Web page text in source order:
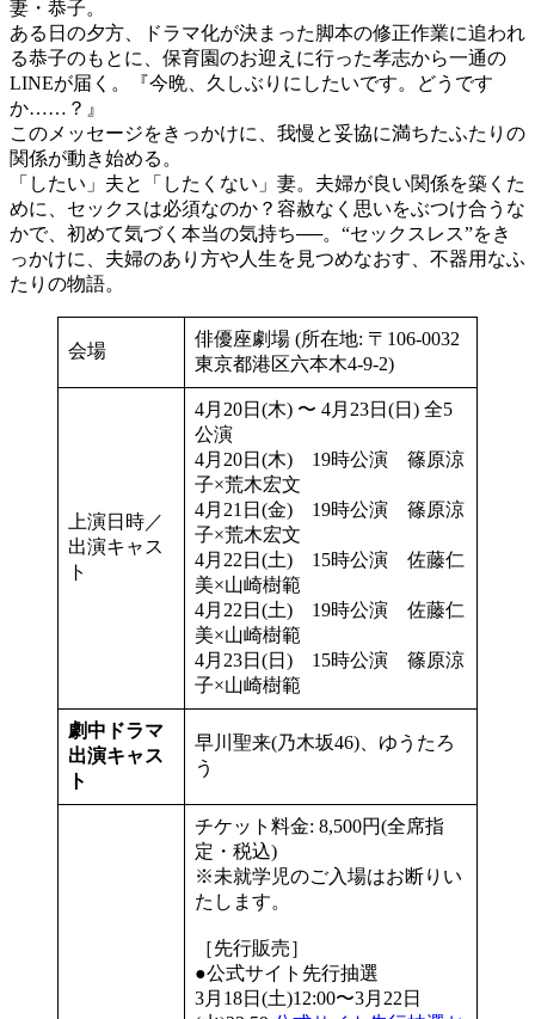
妻・恭子。
ある日の夕方、ドラマ化が決まった脚本の修正作業に追われ
る恭子のもとに、保育園のお迎えに行った孝志から一通の
LINEが届く。『今晩、久しぶりにしたいです。どうです
か……？』
このメッセージをきっかけに、我慢と妥協に満ちたふたりの
関係が動き始める。
「したい」夫と「したくない」妻。夫婦が良い関係を築くた
めに、セックスは必須なのか？容赦なく思いをぶつけ合うな
かで、初めて気づく本当の気持ち──。“セックスレス”をき
っかけに、夫婦のあり方や人生を見つめなおす、不器用なふ
たりの物語。
会場
俳優座劇場 (所在地: 〒106-0032
東京都港区六本木4-9-2)
上演日時／
出演キャス
ト
4月20日(木) 〜 4月23日(日) 全5
公演
4月20日(木) 19時公演 篠原涼
子×荒木宏文
4月21日(金) 19時公演 篠原涼
子×荒木宏文
4月22日(土) 15時公演 佐藤仁
美×山崎樹範
4月22日(土) 19時公演 佐藤仁
美×山崎樹範
4月23日(日) 15時公演 篠原涼
子×山崎樹範
劇中ドラマ
出演キャス
ト
早川聖来(乃木坂46)、ゆうたろ
う
チケット料金: 8,500円(全席指
定・税込)
※未就学児のご入場はお断りい
たします。
［先行販売］
●公式サイト先行抽選
3月18日(土)12:00〜3月22日